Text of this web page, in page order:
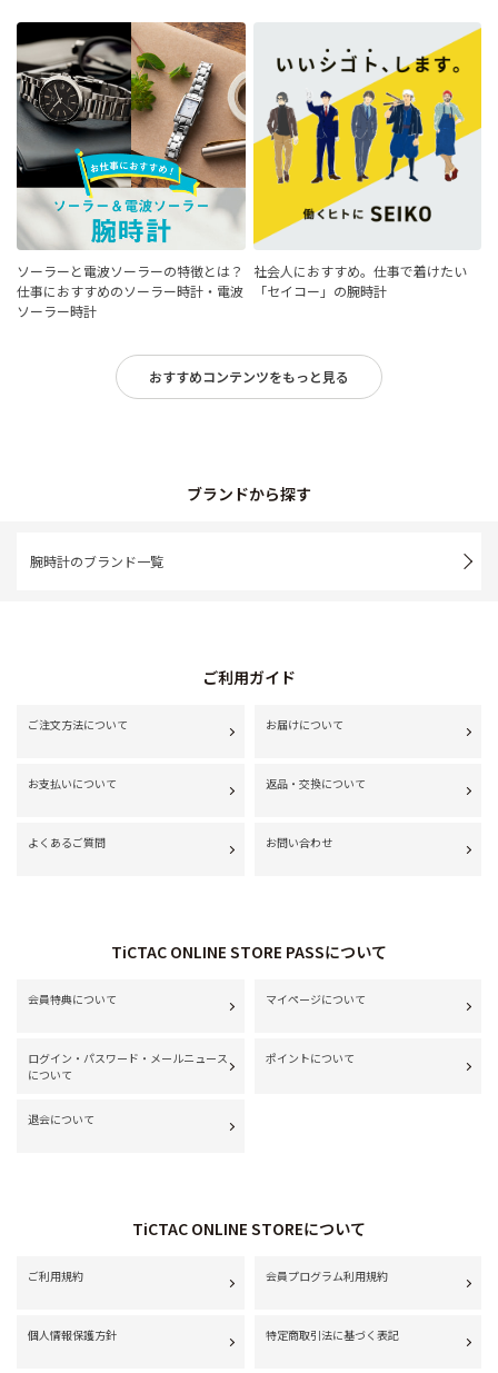
ソーラーと電波ソーラーの特徴とは？
仕事におすすめのソーラー時計・電波
ソーラー時計
社会人におすすめ。仕事で着けたい
「セイコー」の腕時計
おすすめコンテンツをもっと見る
ブランドから探す
腕時計のブランド一覧
ご利用ガイド
ご注文方法について お届けについて
お支払いについて 返品・交換について
よくあるご質問 お問い合わせ
TiCTAC ONLINE STORE PASSについて
会員特典について マイページについて
ログイン・パスワード・メールニュース
について
ポイントについて
退会について
TiCTAC ONLINE STOREについて
ご利用規約 会員プログラム利用規約
個人情報保護方針 特定商取引法に基づく表記